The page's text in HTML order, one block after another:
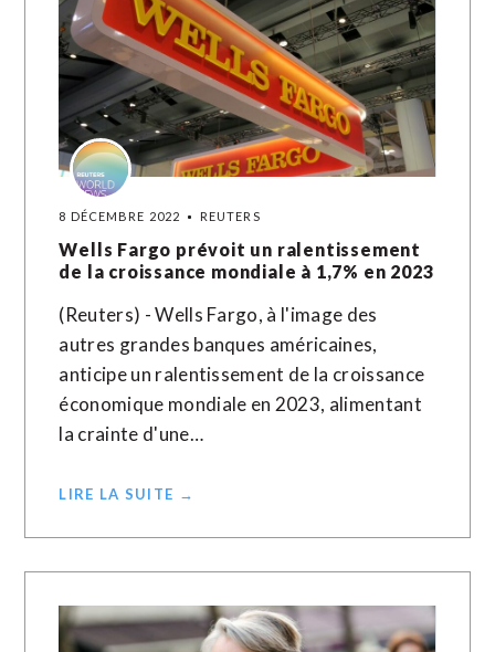
8 DÉCEMBRE 2022 REUTERS
Wells Fargo prévoit un ralentissement
de la croissance mondiale à 1,7% en 2023
(Reuters) - Wells Fargo, à l'image des
autres grandes banques américaines,
anticipe un ralentissement de la croissance
économique mondiale en 2023, alimentant
la crainte d'une…
LIRE LA SUITE →